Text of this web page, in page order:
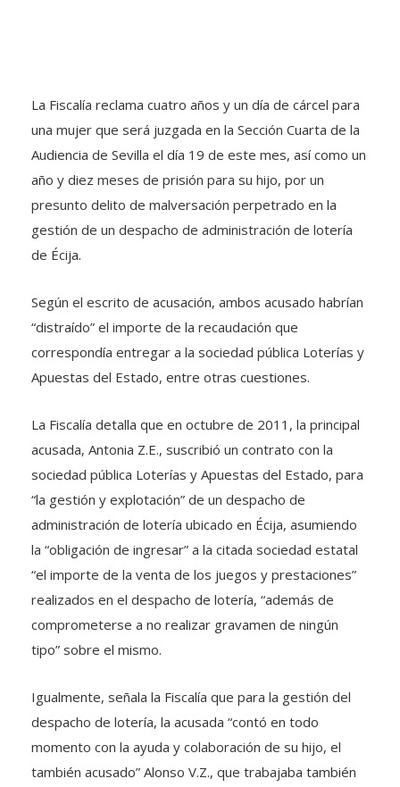
La Fiscalía reclama cuatro años y un día de cárcel para
una mujer que será juzgada en la Sección Cuarta de la
Audiencia de Sevilla el día 19 de este mes, así como un
año y diez meses de prisión para su hijo, por un
presunto delito de malversación perpetrado en la
gestión de un despacho de administración de lotería
de Écija.
Según el escrito de acusación, ambos acusado habrían
“distraído” el importe de la recaudación que
correspondía entregar a la sociedad pública Loterías y
Apuestas del Estado, entre otras cuestiones.
La Fiscalía detalla que en octubre de 2011, la principal
acusada, Antonia Z.E., suscribió un contrato con la
sociedad pública Loterías y Apuestas del Estado, para
“la gestión y explotación” de un despacho de
administración de lotería ubicado en Écija, asumiendo
la “obligación de ingresar” a la citada sociedad estatal
“el importe de la venta de los juegos y prestaciones”
realizados en el despacho de lotería, “además de
comprometerse a no realizar gravamen de ningún
tipo” sobre el mismo.
Igualmente, señala la Fiscalía que para la gestión del
despacho de lotería, la acusada “contó en todo
momento con la ayuda y colaboración de su hijo, el
también acusado” Alonso V.Z., que trabajaba también